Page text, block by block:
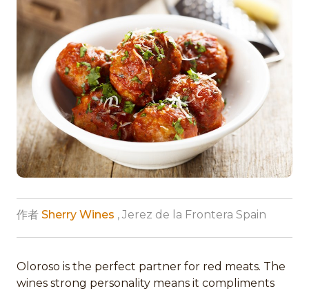
作者 Sherry Wines , Jerez de la Frontera Spain
Oloroso is the perfect partner for red meats. The
wines strong personality means it compliments